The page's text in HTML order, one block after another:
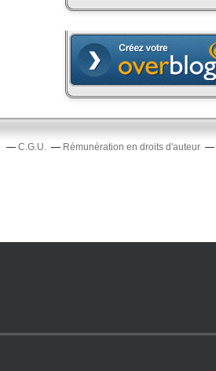
C.G.U. Rémunération en droits d'auteur